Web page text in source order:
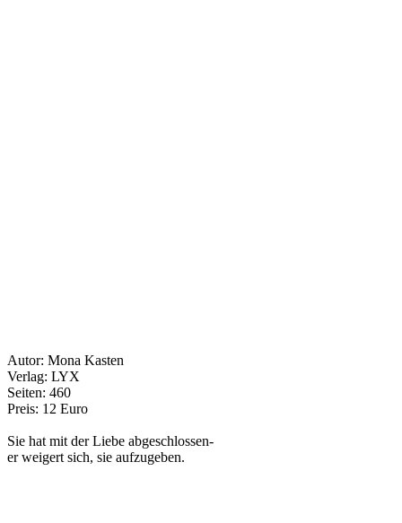
Autor: Mona Kasten
Verlag: LYX
Seiten: 460
Preis: 12 Euro
Sie hat mit der Liebe abgeschlossen-
er weigert sich, sie aufzugeben.